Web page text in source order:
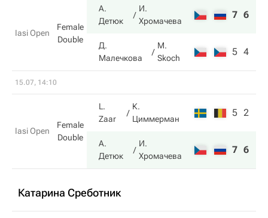
Iasi Open
Female
Double
А.
Детюк
И.
Хромачева
7 6
Д.
Малечкова
M.
Skoch
5 4
15.07, 14:10
Iasi Open
Female
Double
L.
Zaar
К.
Циммерман
5 2
А.
Детюк
И.
Хромачева
7 6
Катарина Среботник